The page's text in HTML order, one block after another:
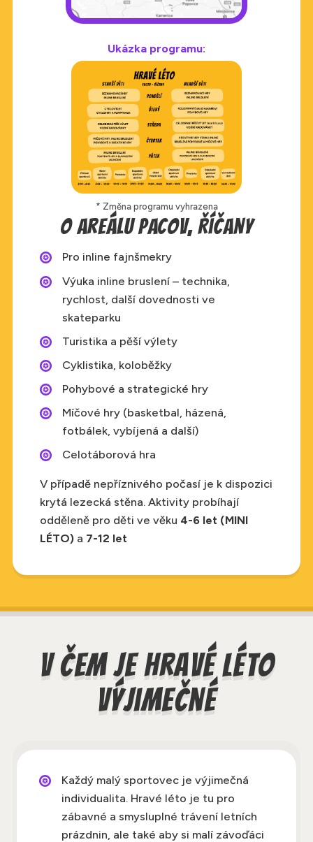
Ukázka programu:
* Změna programu vyhrazena
O areálu Pacov, Říčany
Pro inline fajnšmekry
Výuka inline bruslení – technika,
rychlost, další dovednosti ve
skateparku
Turistika a pěší výlety
Cyklistika, koloběžky
Pohybové a strategické hry
Míčové hry (basketbal, házená,
fotbálek, vybíjená a další)
Celotáborová hra
V případě nepříznivého počasí je k dispozici
krytá lezecká stěna. Aktivity probíhají
odděleně pro děti ve věku 4-6 let (MINI
LÉTO)a 7-12 let
V čem je Hravé léto
výjimečné
Každý malý sportovec je výjimečná
individualita. Hravé léto je tu pro
zábavné a smysluplné trávení letních
prázdnin, ale také aby si malí závoďáci